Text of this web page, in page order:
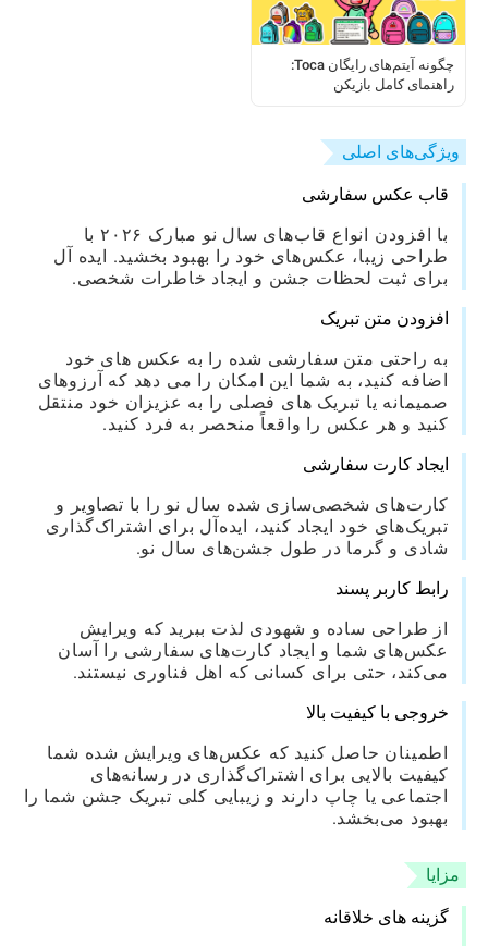
چگونه آیتم‌های رایگان Toca:
راهنمای کامل بازیکن
ویژگی‌های اصلی
قاب عکس سفارشی
با افزودن انواع قاب‌های سال نو مبارک ۲۰۲۶ با
طراحی زیبا، عکس‌های خود را بهبود بخشید. ایده آل
برای ثبت لحظات جشن و ایجاد خاطرات شخصی.
افزودن متن تبریک
به راحتی متن سفارشی شده را به عکس های خود
اضافه کنید، به شما این امکان را می دهد که آرزوهای
صمیمانه یا تبریک های فصلی را به عزیزان خود منتقل
کنید و هر عکس را واقعاً منحصر به فرد کنید.
ایجاد کارت سفارشی
کارت‌های شخصی‌سازی شده سال نو را با تصاویر و
تبریک‌های خود ایجاد کنید، ایده‌آل برای اشتراک‌گذاری
شادی و گرما در طول جشن‌های سال نو.
رابط کاربر پسند
از طراحی ساده و شهودی لذت ببرید که ویرایش
عکس‌های شما و ایجاد کارت‌های سفارشی را آسان
می‌کند، حتی برای کسانی که اهل فناوری نیستند.
خروجی با کیفیت بالا
اطمینان حاصل کنید که عکس‌های ویرایش شده شما
کیفیت بالایی برای اشتراک‌گذاری در رسانه‌های
اجتماعی یا چاپ دارند و زیبایی کلی تبریک جشن شما را
بهبود می‌بخشد.
مزایا
گزینه های خلاقانه